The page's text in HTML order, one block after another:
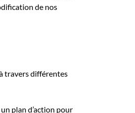
de nos
travers différentes
plan d’action pour